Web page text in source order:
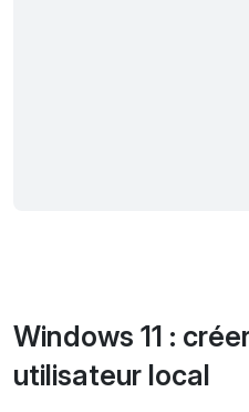
Windows 11 :
utilisateur local